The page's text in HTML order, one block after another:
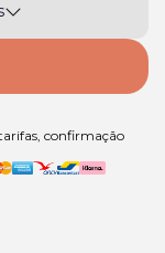
confirmação